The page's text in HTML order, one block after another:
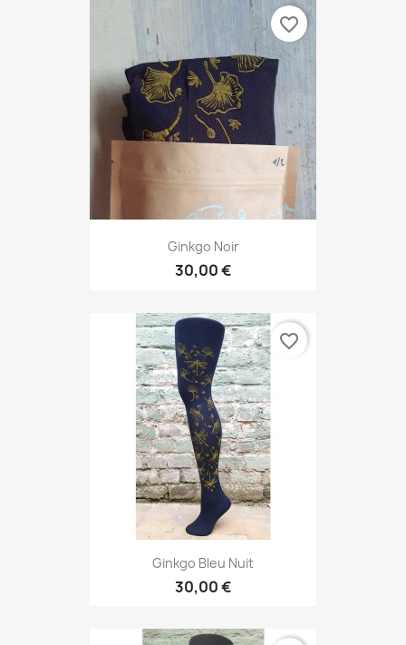
Ginkgo Noir
30,00 €
favorite_border
Ginkgo Bleu Nuit
30,00 €
favorite_border